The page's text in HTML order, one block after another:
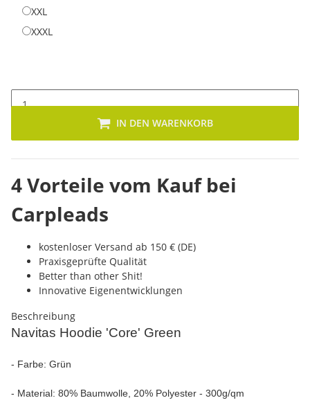
XXL
XXXL
IN DEN WARENKORB
4 Vorteile vom Kauf bei
Carpleads
kostenloser Versand ab 150 € (DE)
Praxisgeprüfte Qualität
Better than other Shit!
Innovative Eigenentwicklungen
Beschreibung
Navitas Hoodie 'Core' Green
- Farbe: Grün
- Material: 80% Baumwolle, 20% Polyester - 300g/qm